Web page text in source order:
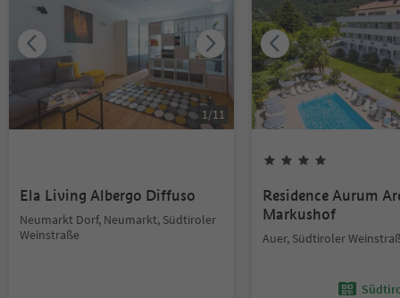
1/11
Ela Living Albergo Diffuso
Neumarkt Dorf, Neumarkt, Südtiroler
Weinstraße
Residence Aurum
Markushof
Auer, Südtiroler